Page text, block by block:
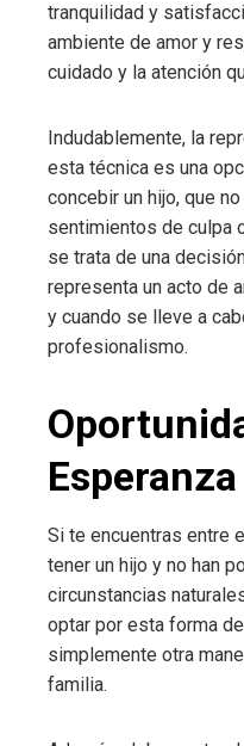
tranquilidad y
ambiente de amor y
cuidado y la atención
Indudablemente, la
esta técnica es una
concebir un hijo, que
sentimientos de culpa
se trata de una
representa un acto de
y cuando se lleve a
profesionalismo.
Esperanza
Si te encuentras entre
tener un hijo y no han
circunstancias
optar por esta forma
simplemente otra
familia.